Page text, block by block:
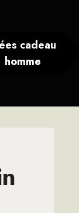
cadeau
homme